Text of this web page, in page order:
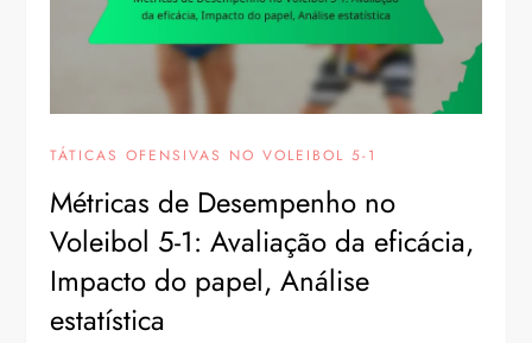
TÁTICAS OFENSIVAS NO VOLEIBOL 5-1
Métricas de Desempenho no
Voleibol 5-1: Avaliação da eficácia,
Impacto do papel, Análise
estatística